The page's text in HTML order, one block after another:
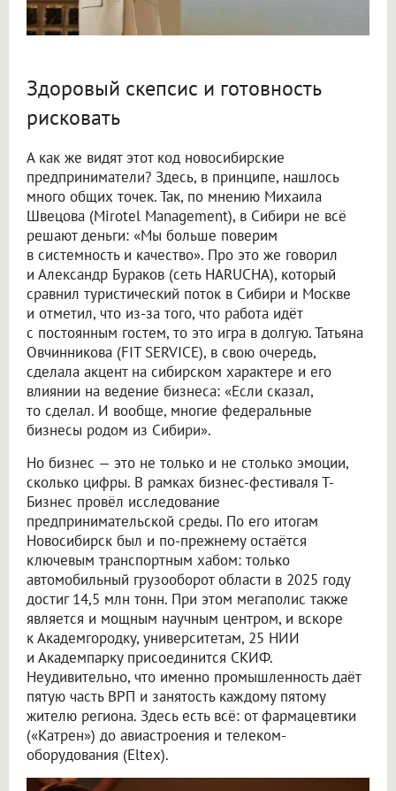
Здоровый скепсис и готовность
рисковать
А как же видят этот код новосибирские
предприниматели? Здесь, в принципе, нашлось
много общих точек. Так, по мнению Михаила
Швецова (Mirotel Management), в Сибири не всё
решают деньги: «Мы больше поверим
в системность и качество». Про это же говорил
и Александр Бураков (сеть HARUCHA), который
сравнил туристический поток в Сибири и Москве
и отметил, что из-за того, что работа идёт
с постоянным гостем, то это игра в долгую. Татьяна
Овчинникова (FIT SERVICE), в свою очередь,
сделала акцент на сибирском характере и его
влиянии на ведение бизнеса: «Если сказал,
то сделал. И вообще, многие федеральные
бизнесы родом из Сибири».
Но бизнес — это не только и не столько эмоции,
сколько цифры. В рамках бизнес-фестиваля Т-
Бизнес провёл исследование
предпринимательской среды. По его итогам
Новосибирск был и по-прежнему остаётся
ключевым транспортным хабом: только
автомобильный грузооборот области в 2025 году
достиг 14,5 млн тонн. При этом мегаполис также
является и мощным научным центром, и вскоре
к Академгородку, университетам, 25 НИИ
и Академпарку присоединится СКИФ.
Неудивительно, что именно промышленность даёт
пятую часть ВРП и занятость каждому пятому
жителю региона. Здесь есть всё: от фармацевтики
(«Катрен») до авиастроения и телеком-
оборудования (Eltex).